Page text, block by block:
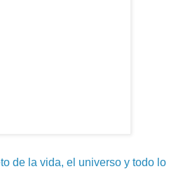
de la vida, el universo y todo lo